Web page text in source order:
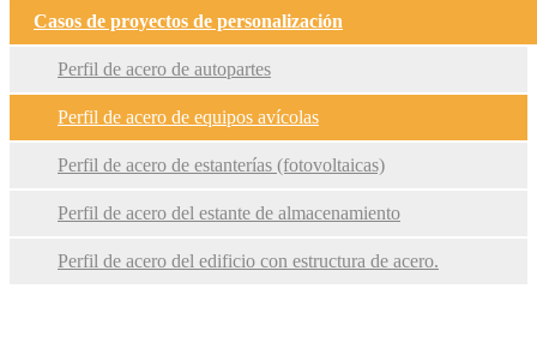
Línea de corte longitudinal
Línea de perfilado
Perfil de acero del armario eléctrico
Perfil de acero de tabique divisorio
Perfil de acero para ventanas y puertas de acero
Perfil de acero del muro cortina
Casos de proyectos de personalización
Perfil de acero de autopartes
Perfil de acero de equipos avícolas
Perfil de acero de estanterías (fotovoltaicas)
Perfil de acero del estante de almacenamiento
Perfil de acero del edificio con estructura de acero.